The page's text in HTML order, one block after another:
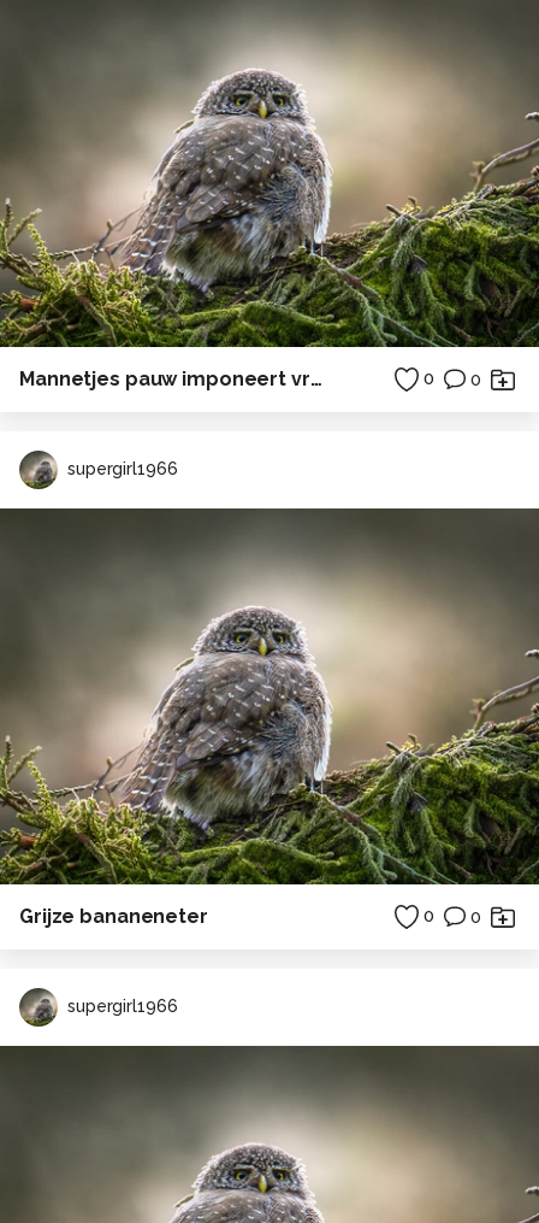
Mannetjes pauw imponeert vrouwtje 0 0
supergirl1966
Grijze bananeneter 0 0
supergirl1966